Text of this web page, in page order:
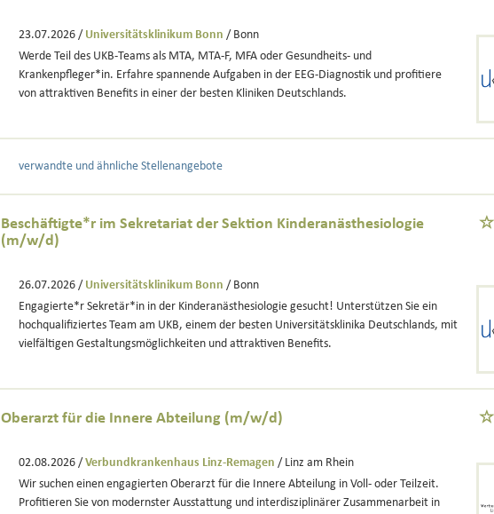
23.07.2026 / Universitätsklinikum Bonn / Bonn
Werde Teil des UKB-Teams als MTA, MTA-F, MFA oder Gesundheits- und
Krankenpfleger*in. Erfahre spannende Aufgaben in der EEG-Diagnostik und profitiere
von attraktiven Benefits in einer der besten Kliniken Deutschlands.
verwandte und ähnliche Stellenangebote
Beschäftigte*r im Sekretariat der Sektion Kinderanästhesiologie
(m/w/d)
26.07.2026 / Universitätsklinikum Bonn / Bonn
Engagierte*r Sekretär*in in der Kinderanästhesiologie gesucht! Unterstützen Sie ein
hochqualifiziertes Team am UKB, einem der besten Universitätsklinika Deutschlands, mit
vielfältigen Gestaltungsmöglichkeiten und attraktiven Benefits.
Oberarzt für die Innere Abteilung (m/w/d)
02.08.2026 / Verbundkrankenhaus Linz-Remagen / Linz am Rhein
Wir suchen einen engagierten Oberarzt für die Innere Abteilung in Voll- oder Teilzeit.
Profitieren Sie von modernster Ausstattung und interdisziplinärer Zusammenarbeit in